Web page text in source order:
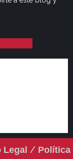
/ Política